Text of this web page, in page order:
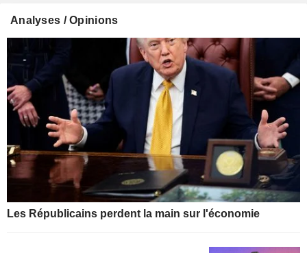
Analyses / Opinions
Les Républicains perdent la main sur l'économie